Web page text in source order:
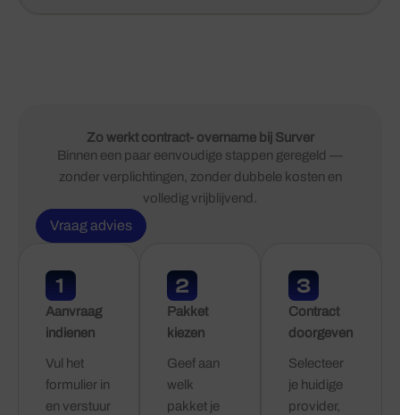
Zo werkt contract- overname bij Surver
Binnen een paar eenvoudige stappen geregeld —
zonder verplichtingen, zonder dubbele kosten en
volledig vrijblijvend.
Vraag advies
Aanvraag
indienen
Vul het
formulier in
en verstuur
Pakket
kiezen
Geef aan
welk
pakket je
Contract
doorgeven
Selecteer
je huidige
provider,